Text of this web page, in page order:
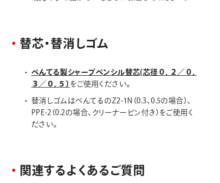
替芯・ 替消 しゴム
ぺんてる製シャープペンシル替芯(芯径０．２／０．
３／０．５） をご使用ください。
替消しゴムはぺんてるのZ2-1N（0.3、0.5の場合）、
PPE-2（0.2の場合、クリーナーピン付き）をご使用く
ださい。
関 連する よ く ある ご質 問